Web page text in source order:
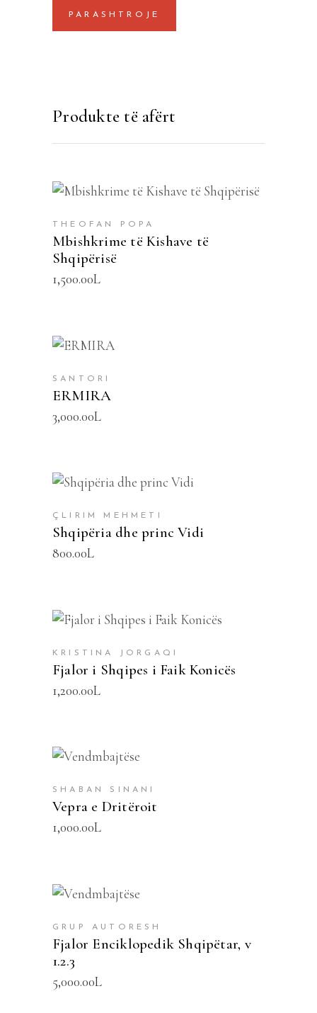
Produkte të afërt
SHTOJE NË SHPORTË
THEOFAN POPA
Mbishkrime të Kishave të
Shqipërisë
1,500.00L
SANTORI
ERMIRA
3,000.00L
SHTOJE NË SHPORTË
ÇLIRIM MEHMETI
Shqipëria dhe princ Vidi
800.00L
SHTOJE NË SHPORTË
KRISTINA JORGAQI
Fjalor i Shqipes i Faik Konicës
1,200.00L
SHTOJE NË SHPORTË
SHABAN SINANI
Vepra e Dritëroit
1,000.00L
SHTOJE NË SHPORTË
GRUP AUTORESH
Fjalor Enciklopedik Shqipëtar, v
1.2.3
5,000.00L